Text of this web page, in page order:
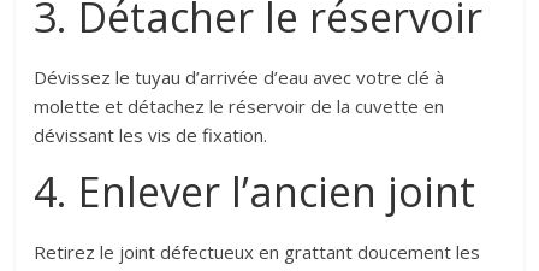
3. Détacher le réservoir
Dévissez le tuyau d’arrivée d’eau avec votre clé à
molette et détachez le réservoir de la cuvette en
dévissant les vis de fixation.
4. Enlever l’ancien joint
Retirez le joint défectueux en grattant doucement les